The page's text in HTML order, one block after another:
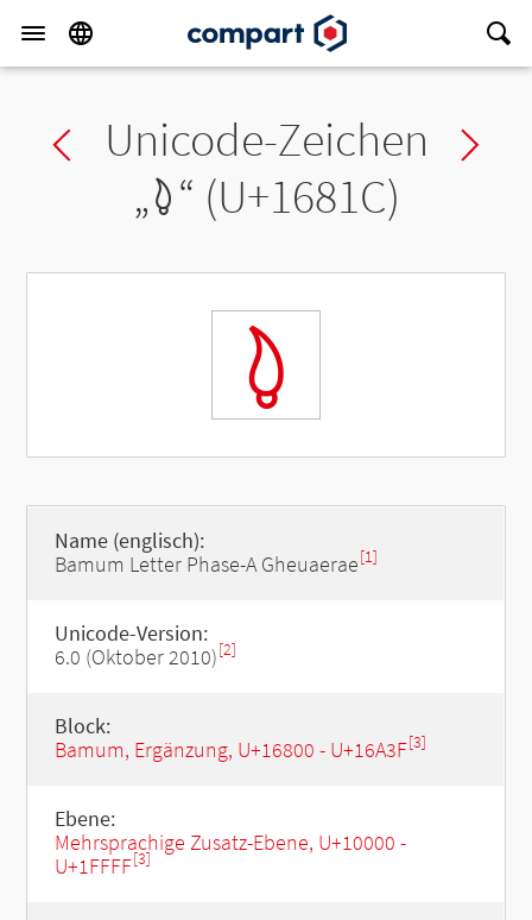
Previous char
Unicode-Zeichen
„𖠜“ (U+1681C)
𖠜
Name (englisch):
Bamum Letter Phase-A Gheuaerae[1]
Unicode-Version:
6.0 (Oktober 2010)[2]
Block:
Bamum, Ergänzung, U+16800 - U+16A3F[3]
Ebene:
Mehrsprachige Zusatz-Ebene, U+10000 -
U+1FFFF[3]